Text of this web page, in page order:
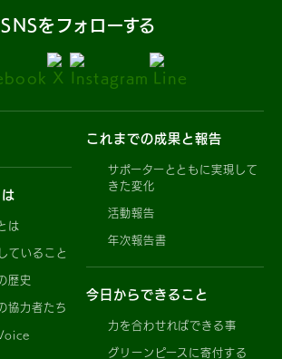
SNSをフォローする
は
ていること
歴史
協力者たち
これまでの成果と報告
サポーターとともに実現して
きた変化
活動報告
年次報告書
今日からできること
力を合わせればできる事
グリーンピースに寄付する